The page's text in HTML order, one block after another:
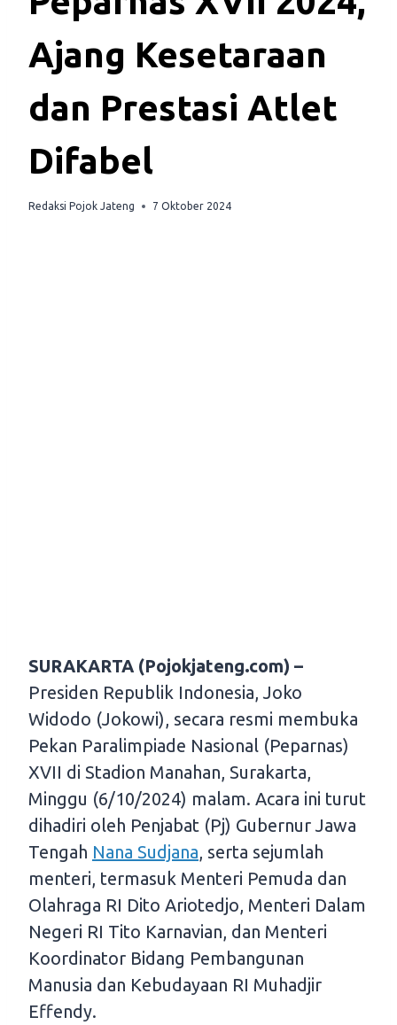
Ajang Kesetaraan
dan Prestasi Atlet
Difabel
Redaksi Pojok Jateng 7 Oktober 2024
SURAKARTA (Pojokjateng.com) –
Presiden Republik Indonesia, Joko
Widodo (Jokowi), secara resmi membuka
Pekan Paralimpiade Nasional (Peparnas)
XVII di Stadion Manahan, Surakarta,
Minggu (6/10/2024) malam. Acara ini turut
dihadiri oleh Penjabat (Pj) Gubernur Jawa
Tengah Nana Sudjana , serta sejumlah
menteri, termasuk Menteri Pemuda dan
Olahraga RI Dito Ariotedjo, Menteri Dalam
Negeri RI Tito Karnavian, dan Menteri
Koordinator Bidang Pembangunan
Manusia dan Kebudayaan RI Muhadjir
Effendy.